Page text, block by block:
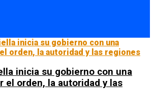
inicia su gobierno con una
el orden, la autoridad y las